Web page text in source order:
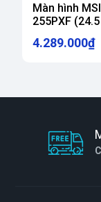
Màn hình
255PXF
FHD - 300Hz
SPEAKER)
4.289.000₫